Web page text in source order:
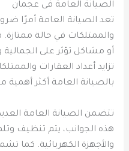
الصيانة العامة فى عجمان
تعد الصيانة العامة أمرًا
والممتلكات في حالة
أو مشاكل تؤثر على
تزايد أعداد العقارات
بالصيانة العامة أكثر
تتضمن الصيانة العامة
هذه الجوانب، يتم تنظيف
والأجهزة الكهربائية. كما